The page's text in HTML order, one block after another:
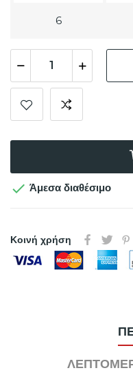
6
 Άμεσα διαθέσιμο
Κοινή χρήση